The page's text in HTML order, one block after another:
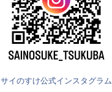
サイのすけ公式インスタグラム